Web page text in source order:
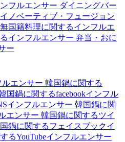
フルエンサー ダイニングバー
イノベーティブ・フュージョン
無国籍料理に関するインフルエ
インフルエンサー 弁当・おに
ー
エンサー 韓国鍋に関する
国鍋に関するfacebookインフル
インフルエンサー 韓国鍋に関
エンサー 韓国鍋に関するツイ
鍋に関するフェイスブックイ
るYouTubeインフルエンサー